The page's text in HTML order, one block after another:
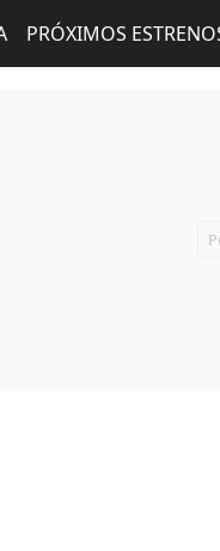
PRÓXIMOS